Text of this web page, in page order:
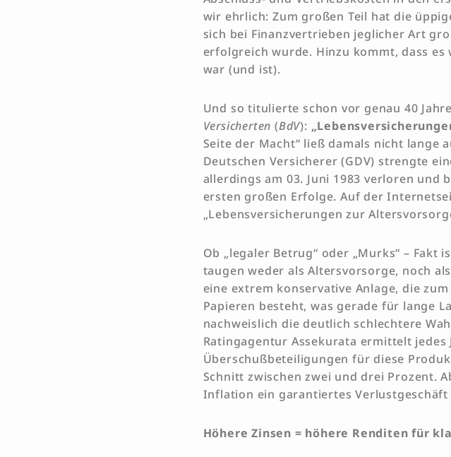
wir ehrlich: Zum großen Teil hat die
sich bei Finanzvertrieben jeglicher Art
erfolgreich wurde. Hinzu kommt, dass
war (und ist).
Und so titulierte schon vor genau 40
Versicherten (BdV):
Seite der Macht“ ließ damals nicht lange
Deutschen Versicherer (GDV) strengte
allerdings am 03. Juni 1983 verloren
ersten großen Erfolge. Auf der
„Lebensversicherungen zur
Ob „legaler Betrug“ oder „Murks“ – Fakt
taugen weder als Altersvorsorge, noch
eine extrem konservative Anlage, die
Papieren besteht, was gerade für lange
nachweislich die deutlich schlechtere
Ratingagentur Assekurata ermittelt
Überschußbeteiligungen für diese
Schnitt zwischen zwei und drei Prozent.
Inflation ein garantiertes Verlustgeschäft
Höhere Zinsen = höhere Renditen für